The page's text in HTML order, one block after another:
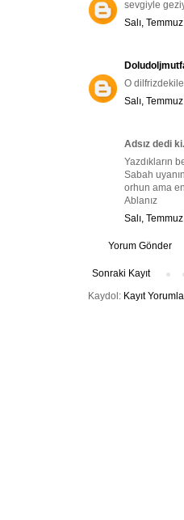
sevgiyle
Salı,
O
Salı,
Adsız dedi
Yazdıkların
Sabah
orhun ama
Ablanız
Salı,
Yorum Gönder
Sonraki Kayıt
Kaydol: Kayıt